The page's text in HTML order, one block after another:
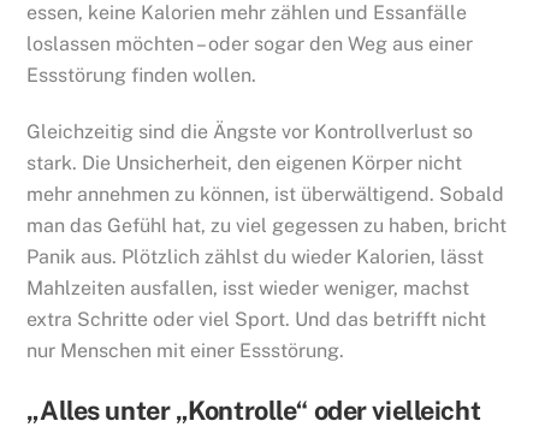
essen, keine Kalorien mehr zählen und Essanfälle
loslassen möchten – oder sogar den Weg aus einer
Essstörung finden wollen.
Gleichzeitig sind die Ängste vor Kontrollverlust so
stark. Die Unsicherheit, den eigenen Körper nicht
mehr annehmen zu können, ist überwältigend. Sobald
man das Gefühl hat, zu viel gegessen zu haben, bricht
Panik aus. Plötzlich zählst du wieder Kalorien, lässt
Mahlzeiten ausfallen, isst wieder weniger, machst
extra Schritte oder viel Sport. Und das betrifft nicht
nur Menschen mit einer Essstörung.
„Alles unter „Kontrolle“ oder vielleicht